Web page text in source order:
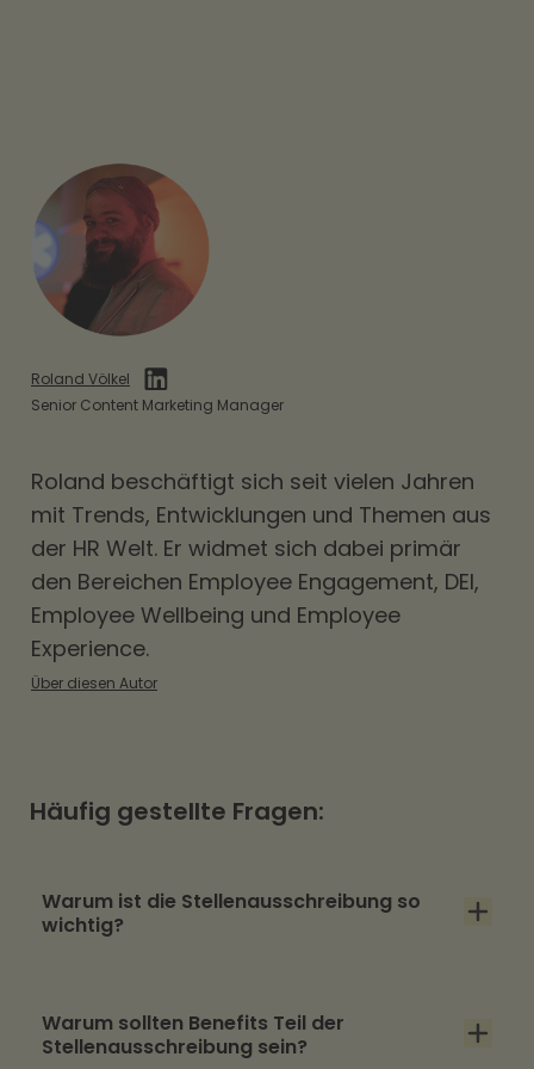
Roland Völkel
Senior Content Marketing Manager
Roland beschäftigt sich seit vielen Jahren
mit Trends, Entwicklungen und Themen aus
der HR Welt. Er widmet sich dabei primär
den Bereichen Employee Engagement, DEI,
Employee Wellbeing und Employee
Experience.
Über diesen Autor
Häufig gestellte Fragen:
Warum ist die Stellenausschreibung so
wichtig?
ersten Touchpoints, die ein Interessent mit
Warum sollten Benefits Teil der
Stellenausschreibung sein?